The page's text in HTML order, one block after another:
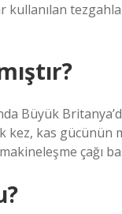
kullanılan
Büyük
kez, kas
çağı